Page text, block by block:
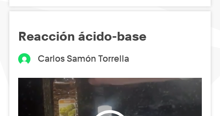
Reacción ácido-base
Carlos Samón Torrella